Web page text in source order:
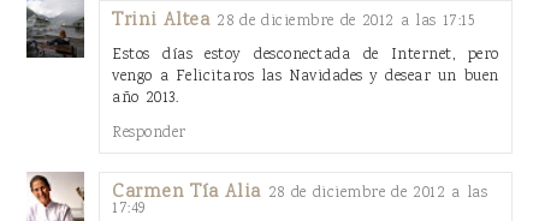
Trini Altea 28 de diciembre de 2012 a las 17:15
Estos días estoy desconectada de Internet, pero
vengo a Felicitaros las Navidades y desear un buen
año 2013.
Responder
Carmen Tía Alia 28 de diciembre de 2012 a las
17:49